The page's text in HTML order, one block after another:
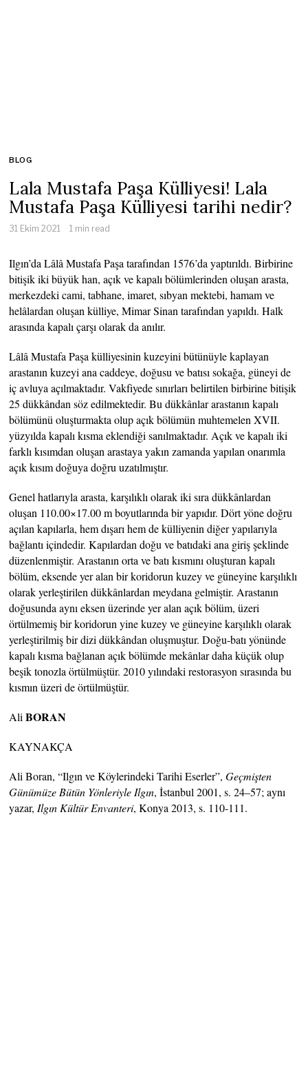
BLOG
Lala Mustafa Paşa Külliyesi! Lala
Mustafa Paşa Külliyesi tarihi nedir?
31 Ekim 2021 1 min read
Ilgın’da Lâlâ Mustafa Paşa tarafından 1576’da yaptırıldı. Birbirine
bitişik iki büyük han, açık ve kapalı bölümlerinden oluşan arasta,
merkezdeki cami, tabhane, imaret, sıbyan mektebi, hamam ve
helâlardan oluşan külliye, Mimar Sinan tarafından yapıldı. Halk
arasında kapalı çarşı olarak da anılır.
Lâlâ Mustafa Paşa külliyesinin kuzeyini bütünüyle kaplayan
arastanın kuzeyi ana caddeye, doğusu ve batısı sokağa, güneyi de
iç avluya açılmaktadır. Vakfiyede sınırları belirtilen birbirine bitişik
25 dükkândan söz edilmektedir. Bu dükkânlar arastanın kapalı
bölümünü oluşturmakta olup açık bölümün muhtemelen XVII.
yüzyılda kapalı kısma eklendiği sanılmaktadır. Açık ve kapalı iki
farklı kısımdan oluşan arastaya yakın zamanda yapılan onarımla
açık kısım doğuya doğru uzatılmıştır.
Genel hatlarıyla arasta, karşılıklı olarak iki sıra dükkânlardan
oluşan 110.00×17.00 m boyutlarında bir yapıdır. Dört yöne doğru
açılan kapılarla, hem dışarı hem de külliyenin diğer yapılarıyla
bağlantı içindedir. Kapılardan doğu ve batıdaki ana giriş şeklinde
düzenlenmiştir. Arastanın orta ve batı kısmını oluşturan kapalı
bölüm, eksende yer alan bir koridorun kuzey ve güneyine karşılıklı
olarak yerleştirilen dükkânlardan meydana gelmiştir. Arastanın
doğusunda aynı eksen üzerinde yer alan açık bölüm, üzeri
örtülmemiş bir koridorun yine kuzey ve güneyine karşılıklı olarak
yerleştirilmiş bir dizi dükkândan oluşmuştur. Doğu-batı yönünde
kapalı kısma bağlanan açık bölümde mekânlar daha küçük olup
beşik tonozla örtülmüştür. 2010 yılındaki restorasyon sırasında bu
kısmın üzeri de örtülmüştür.
AliBORAN
KAYNAKÇA
Ali Boran, “Ilgın ve Köylerindeki Tarihi Eserler”,Geçmişten
Günümüze Bütün Yönleriyle Ilgın, İstanbul 2001, s. 24–57; aynı
yazar,Ilgın Kültür Envanteri, Konya 2013, s. 110-111.